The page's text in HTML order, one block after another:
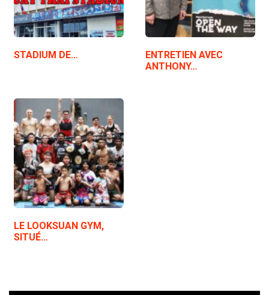
STADIUM DE…
ENTRETIEN AVEC
ANTHONY…
LE LOOKSUAN GYM,
SITUÉ…